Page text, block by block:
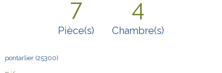
7
Pièce(s)
4
Chambre(s)
pontarlier (25300)